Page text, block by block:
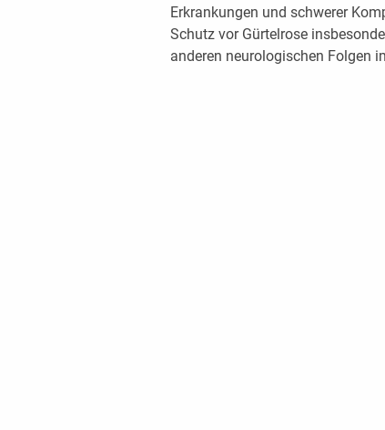
Erkrankungen und schwerer
Schutz vor Gürtelrose
anderen neurologischen Folgen